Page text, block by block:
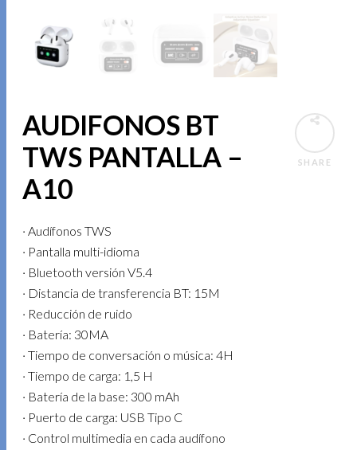
SHARE
AUDIFONOS BT
TWS PANTALLA –
A10
· Audífonos TWS
· Pantalla multi-idioma
· Bluetooth versión V5.4
· Distancia de transferencia BT: 15M
· Reducción de ruido
· Batería: 30MA
· Tiempo de conversación o música: 4H
· Tiempo de carga: 1,5 H
· Batería de la base: 300 mAh
· Puerto de carga: USB Tipo C
· Control multimedia en cada audífono